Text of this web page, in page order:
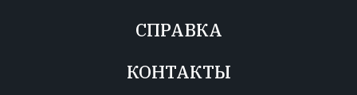
СПРАВКА
КОНТАКТЫ